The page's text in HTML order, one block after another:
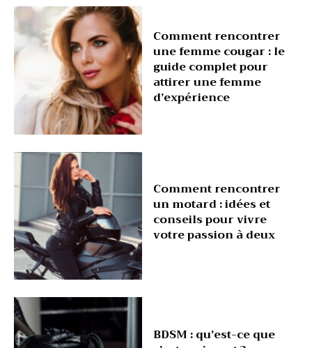
Comment rencontrer
une femme cougar : le
guide complet pour
attirer une femme
d’expérience
Comment rencontrer
un motard : idées et
conseils pour vivre
votre passion à deux
BDSM : qu’est-ce que